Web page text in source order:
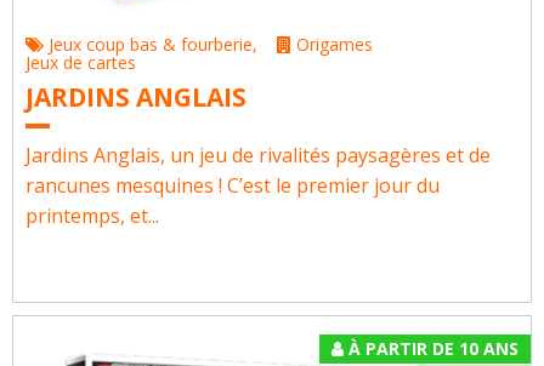
Jeux coup bas & fourberie,
Jeux de cartes
Origames
JARDINS ANGLAIS
Jardins Anglais, un jeu de rivalités paysagères et de
rancunes mesquines ! C’est le premier jour du
printemps, et...
À PARTIR DE 10 ANS